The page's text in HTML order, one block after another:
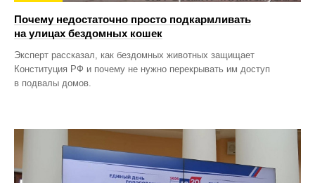
Почему недостаточно просто подкармливать
на улицах бездомных кошек
Эксперт рассказал, как бездомных животных защищает
Конституция РФ и почему не нужно перекрывать им доступ
в подвалы домов.